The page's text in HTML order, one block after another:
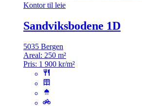
Kontor til leie
Sandviksbodene 1D
5035 Bergen
Areal: 250 m²
Pris: 1 900 kr/m²